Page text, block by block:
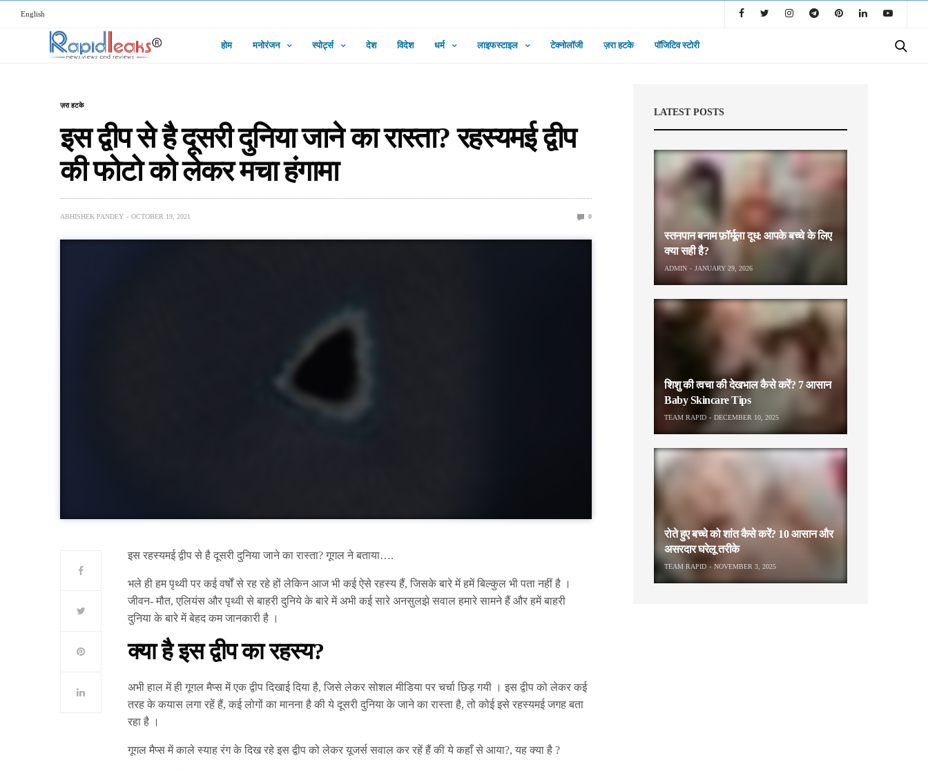
English
होम मनोरंजन स्पोर्ट्स देश विदेश धर्म लाइफस्टाइल टेक्नोलॉजी ज़रा हटके पॉजिटिव स्टोरी
ज़रा हटके
इस द्वीप से है दूसरी दुनिया जाने का रास्ता? रहस्यमई द्वीप
की फोटो को लेकर मचा हंगामा
ABHISHEK PANDEY OCTOBER 19, 2021 0
इस रहस्यमई द्वीप से है दूसरी दुनिया जाने का रास्ता? गूगल ने बताया….
भले ही हम पृथ्वी पर कई वर्षों से रह रहे हों लेकिन आज भी कई ऐसे रहस्य हैं, जिसके बारे में हमें बिल्कुल भी पता नहीं है ।
जीवन- मौत, एलियंस और पृथ्वी से बाहरी दुनिये के बारे में अभी कई सारे अनसुलझे सवाल हमारे सामने हैं और हमें बाहरी
दुनिया के बारे में बेहद कम जानकारी है ।
क्या है इस द्वीप का रहस्य?
अभी हाल में ही गूगल मैप्स में एक द्वीप दिखाई दिया है, जिसे लेकर सोशल मीडिया पर चर्चा छिड़ गयी । इस द्वीप को लेकर कई
तरह के कयास लगा रहें हैं, कई लोगों का मानना है की ये दूसरी दुनिया के जाने का रास्ता है, तो कोई इसे रहस्यमई जगह बता
रहा है ।
गूगल मैप्स में काले स्याह रंग के दिख रहे इस द्वीप को लेकर यूजर्स सवाल कर रहें हैं की ये कहाँ से आया?, यह क्या है ?
LATEST POSTS
स्तनपान बनाम फ़ॉर्मूला दूध: आपके बच्चे के लिए
क्या सही है?
ADMIN JANUARY 29, 2026
शिशु की त्वचा की देखभाल कैसे करें? 7 आसान
Baby Skincare Tips
TEAM RAPID DECEMBER 10, 2025
रोते हुए बच्चे को शांत कैसे करें? 10 आसान और
असरदार घरेलू तरीके
TEAM RAPID NOVEMBER 3, 2025